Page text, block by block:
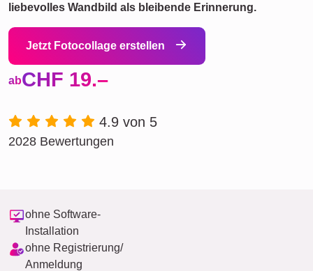
liebevolles Wandbild als bleibende Erinnerung.
Jetzt Fotocollage erstellen
abCHF 19.–
4.9 von 5
2028 Bewertungen
ohne Software-
Installation
ohne Registrierung/
Anmeldung